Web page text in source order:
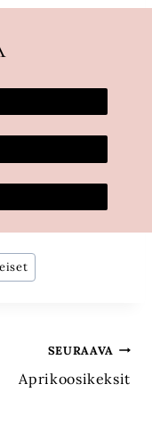
SEURAAVA
Aprikoosikeksit